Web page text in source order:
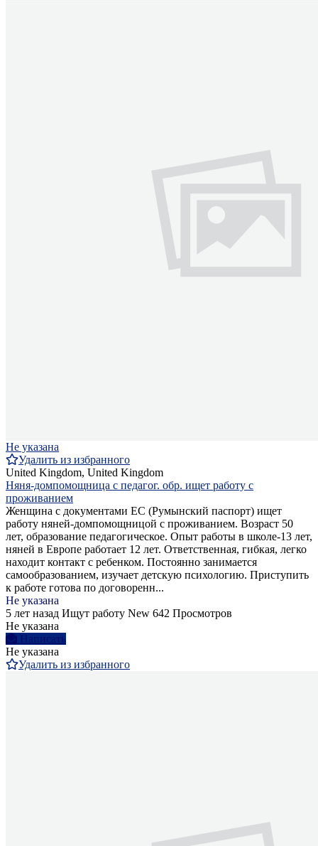
Не указана
Удалить из избранного
United Kingdom, United Kingdom
Няня-домпомощница с педагог. обр. ищет работу с
проживанием
Женщина с документами ЕС (Румынский паспорт) ищет
работу няней-домпомощницой с проживанием. Возраст 50
лет, образование педагогическое. Опыт работы в школе-13 лет,
няней в Европе работает 12 лет. Ответственная, гибкая, легко
находит контакт с ребенком. Постоянно занимается
самообразованием, изучает детскую психологию. Приступить
к работе готова по договоренн...
Не указана
5 лет назад Ищут работу New 642 Просмотров
Не указана
Написать
Не указана
Удалить из избранного